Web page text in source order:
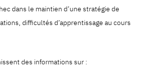
dans le maintien d’une stratégie de
difficultés d’apprentissage au cours
des informations sur :